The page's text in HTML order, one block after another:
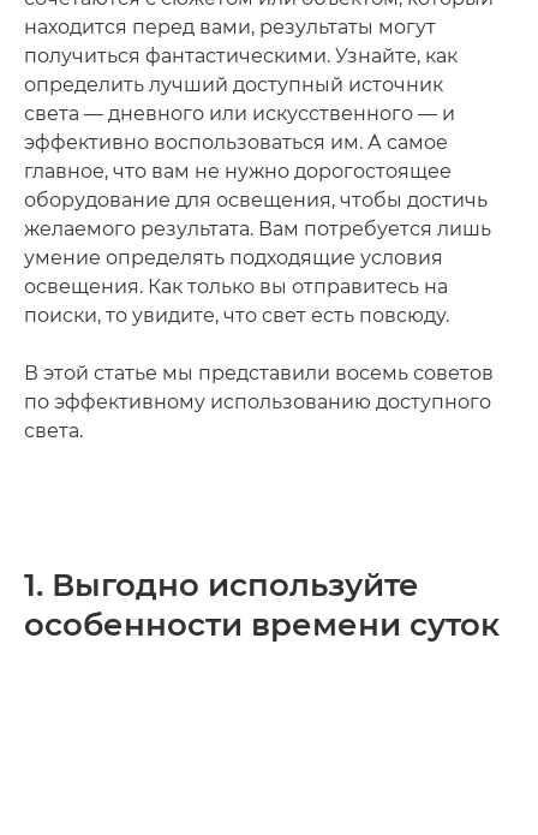
находится перед вами, результаты могут
получиться фантастическими. Узнайте, как
определить лучший доступный источник
света — дневного или искусственного — и
эффективно воспользоваться им. А самое
главное, что вам не нужно дорогостоящее
оборудование для освещения, чтобы достичь
желаемого результата. Вам потребуется лишь
умение определять подходящие условия
освещения. Как только вы отправитесь на
поиски, то увидите, что свет есть повсюду.
В этой статье мы представили восемь советов
по эффективному использованию доступного
света.
1. Выгодно используйте
особенности времени суток